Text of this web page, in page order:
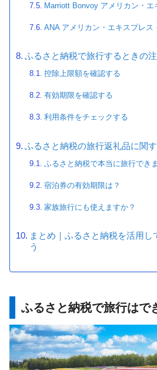
Marriott Bonvoy アメリカン・エ
ANA アメリカン・エキスプレス⁠
ふるさと納税で旅行するときの
控除上限額を確認する
有効期限を確認する
利用条件をチェックする
ふるさと納税の旅行返礼品に関
ふるさと納税で本当に旅行でき
宿泊券の有効期限は？
家族旅行にも使えますか？
まとめ｜ふるさと納税を活用し
う
ふるさと納税で旅行はで